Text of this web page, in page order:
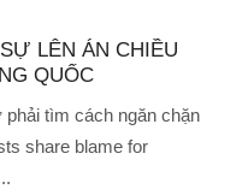
LÊN ÁN CHIỀU
QUỐC
tìm cách ngăn chặn
share blame for